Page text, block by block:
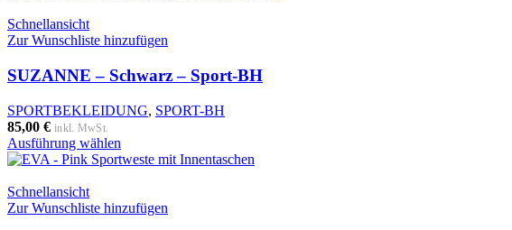
Varianten
Die
Optionen
können
auf
Produktseite
gewählt
Schnellansicht
Zur Wunschliste hinzufügen
SUZANNE – Schwarz – Sport-BH
SPORTBEKLEIDUNG, SPORT-BH
85,00 € inkl. MwSt.
Ausführung wählen
Produkt
Varianten
Schnellansicht
Zur Wunschliste hinzufügen